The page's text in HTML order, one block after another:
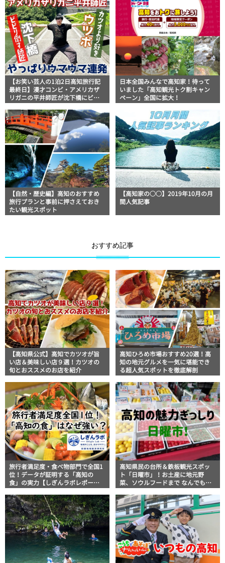
【お笑い芸人の1泊2日高知旅行記
最終日】漫才コンビ・アメリカザ
リガニの平井師匠が沈下橋にビビ
【やっぱりウマウマ連発】
日本全国みんなで高知家！待って
いました「高知観光トク割キャン
ペーン」全国に拡大！
【自然・歴史編】高知のおすすめ
旅行プランと事前に押さえておき
たい観光スポット
【高知家の○○】2019年10月の月
間人気記事
おすすめ記事
【高知県公式】高知でカツオが旨
い店＆美味しい店９選！カツオの
旬とおススメのお店を紹介
高知ひろめ市場おすすめ20選！高
知の地元グルメを一気に堪能でき
る超人気スポットを徹底解剖
旅行者満足度・食べ物部門で全国1
位！データが証明する「高知の
食」の実力【しぎんラボレポー
高知県民の台所＆鉄板観光スポッ
ト「日曜市」！お土産に地元野
菜、ソウルフードまで なんでもそ
説！